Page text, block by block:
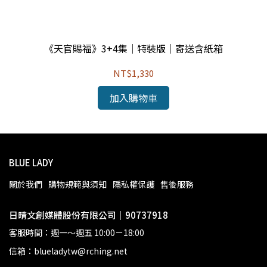
《天官賜福》3+4集｜特裝版｜寄送含紙箱
NT$1,330
加入購物車
BLUE LADY
關於我們 購物規範與須知 隱私權保護 售後服務
日晴文創媒體股份有限公司｜90737918
客服時間：週一～週五 10:00－18:00
信箱：blueladytw@rching.net